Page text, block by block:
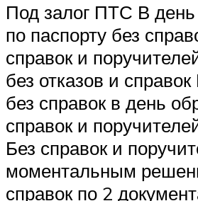
Под залог ПТС В
по паспорту без
справок и
без отказов и
без справок в день
справок и
Без справок и
моментальным
справок по 2